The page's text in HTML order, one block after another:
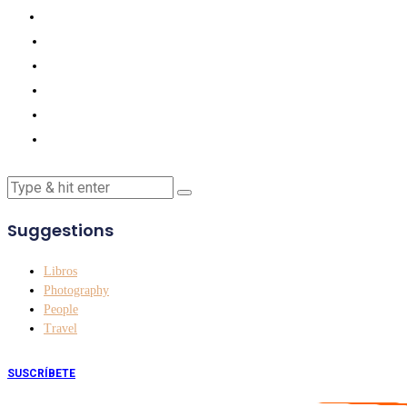
Suggestions
Libros
Photography
People
Travel
SUSCRÍBETE